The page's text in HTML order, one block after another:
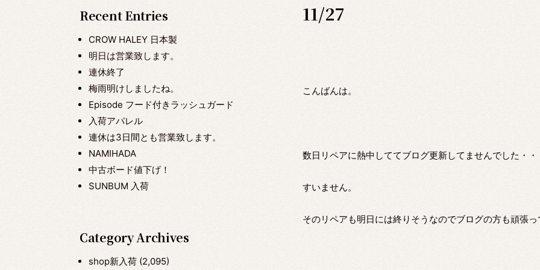
Recent Entries
CROW HALEY 日本製
明日は営業致します。
連休終了
梅雨明けしましたね。
Episode フード付きラッシュガード
入荷アパレル
連休は3日間とも営業致します。
NAMIHADA
中古ボード値下げ！
SUNBUM 入荷
Category Archives
shop新入荷 (2,095)
11/27
こんばんは。
数日リペアに熱中しててブログ更新してませんでした・・
すいません。
そのリペアも明日には終りそうなのでブログの方も頑張